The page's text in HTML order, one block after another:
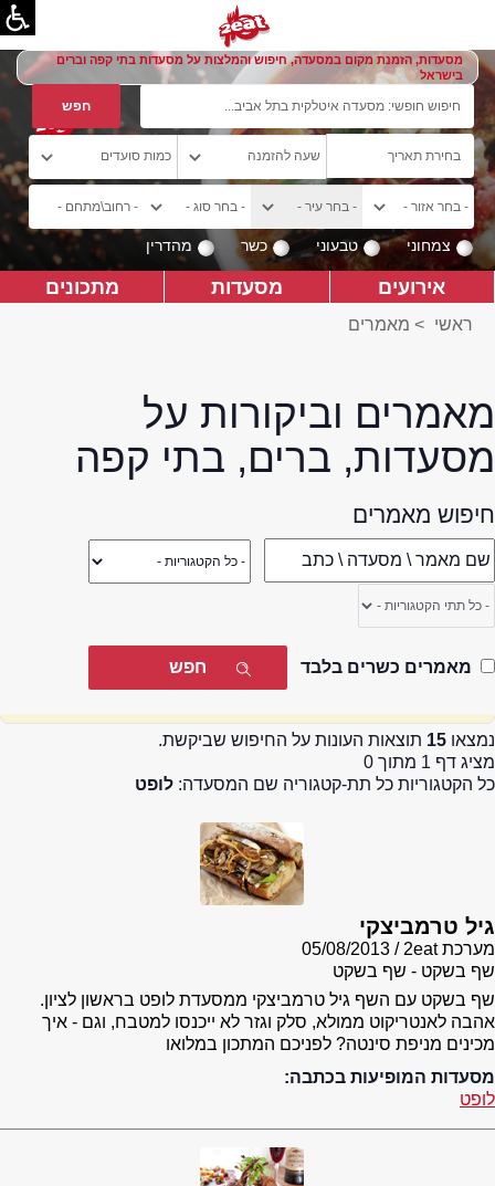
מסעדות, הזמנת מקום במסעדה, חיפוש והמלצות על מסעדות בתי קפה וברים
בישראל
צמחוני טבעוני כשר מהדרין
אירועים מסעדות מתכונים
ראשי > מאמרים
מאמרים וביקורות על
מסעדות, ברים, בתי קפה
חיפוש מאמרים
מאמרים כשרים בלבד
נמצאו 15 תוצאות העונות על החיפוש שביקשת.
מציג דף 1 מתוך 0
כל הקטגוריות כל תת-קטגוריה שם המסעדה: לופט
גיל טרמביצקי
מערכת 2eat
05/08/2013
שף בשקט - שף בשקט
שף בשקט עם השף גיל טרמביצקי ממסעדת לופט בראשון לציון.
אהבה לאנטריקוט ממולא, סלק וגזר לא ייכנסו למטבח, וגם - איך
מכינים מניפת סינטה? לפניכם המתכון במלואו
מסעדות המופיעות בכתבה:
לופט